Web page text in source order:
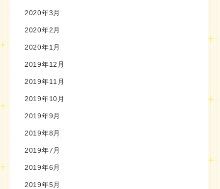
2020年3月
2020年2月
2020年1月
2019年12月
2019年11月
2019年10月
2019年9月
2019年8月
2019年7月
2019年6月
2019年5月